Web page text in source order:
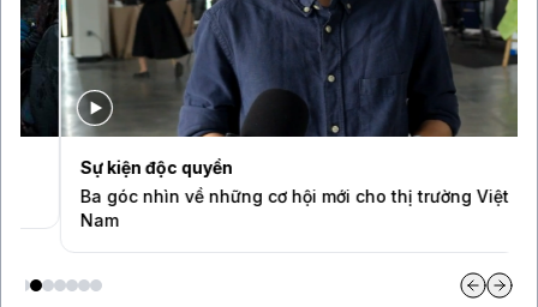
Sự kiện độc quyền
Ba góc nhìn về những cơ hội mới cho thị trường Việt